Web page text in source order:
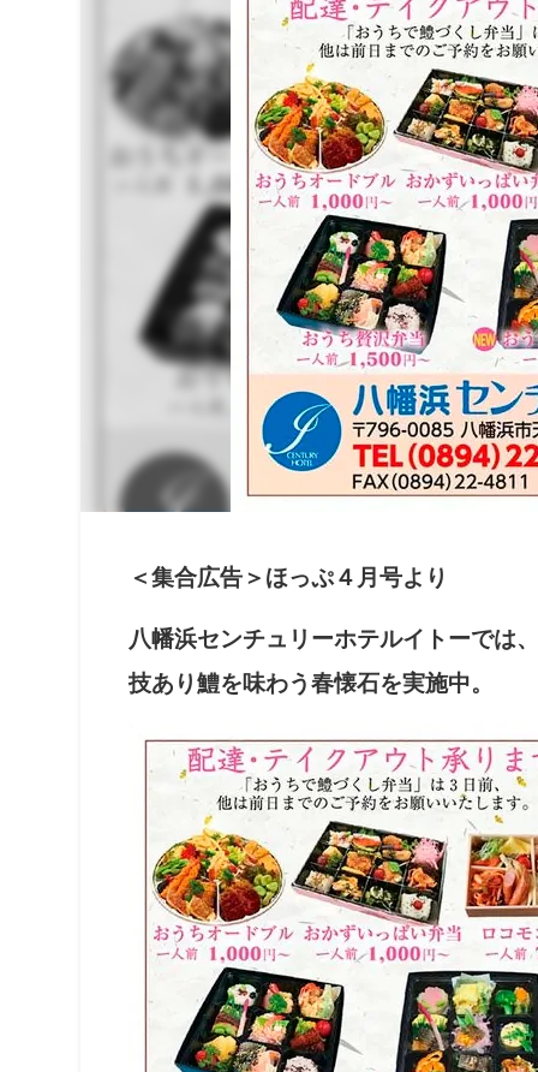
＜集合広告＞ほっぷ４月号より
八幡浜センチュリーホテルイトーでは
技あり鱧を味わう春懐石を実施中。